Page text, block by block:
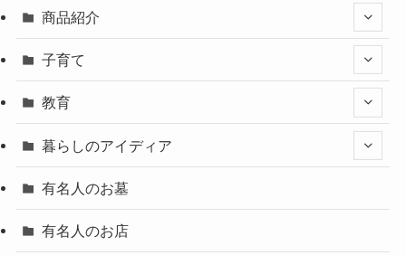
商品紹介
子育て
教育
暮らしのアイディア
有名人のお墓
有名人のお店